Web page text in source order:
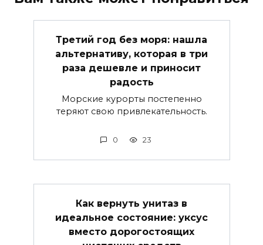
Третий год без моря: нашла
альтернативу, которая в три
раза дешевле и приносит
радость
Морские курорты постепенно
теряют свою привлекательность.
0 23
Как вернуть унитаз в
идеальное состояние: уксус
вместо дорогостоящих